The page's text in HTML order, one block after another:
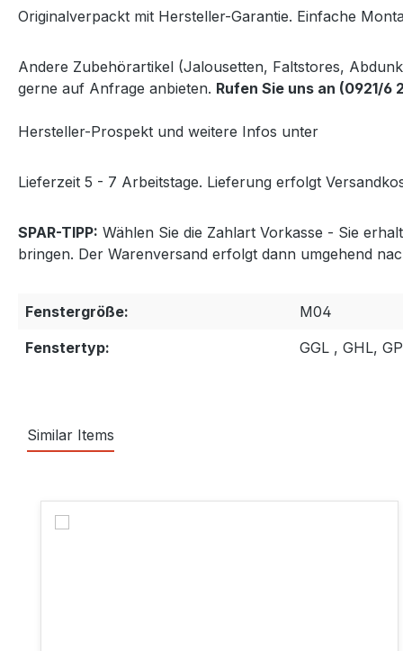
Originalverpackt mit Hersteller-Garantie. Einfache
Andere Zubehörartikel (Jalousetten, Faltstores,
gerne auf Anfrage anbieten. Rufen Sie uns an (0921/6
Hersteller-Prospekt und weitere Infos unter
Lieferzeit 5 - 7 Arbeitstage. Lieferung erfolgt
SPAR-TIPP: Wählen Sie die Zahlart Vorkasse - Sie
bringen. Der Warenversand erfolgt dann umgehend
Fenstergröße:
M04
Fenstertyp:
GGL , GHL,
Similar Items